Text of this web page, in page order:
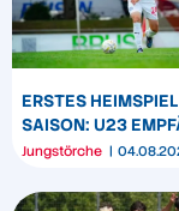
ERSTES
SAISON: U23
HEIDER SV
Jungstörche